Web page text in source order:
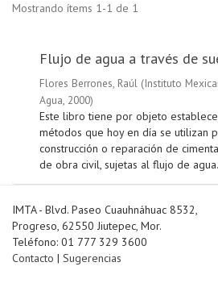
Mostrando ítems 1-1 de 1
Flujo de agua a través de
Flores Berrones, Raúl (Instituto
Agua, 2000)
Este libro tiene por objeto
métodos que hoy en día se utilizan
construcción o reparación de
de obra civil, sujetas al flujo de
IMTA - Blvd. Paseo Cuauhnáhuac 8532,
Progreso, 62550 Jiutepec, Mor.
Teléfono: 01 777 329 3600
Contacto | Sugerencias